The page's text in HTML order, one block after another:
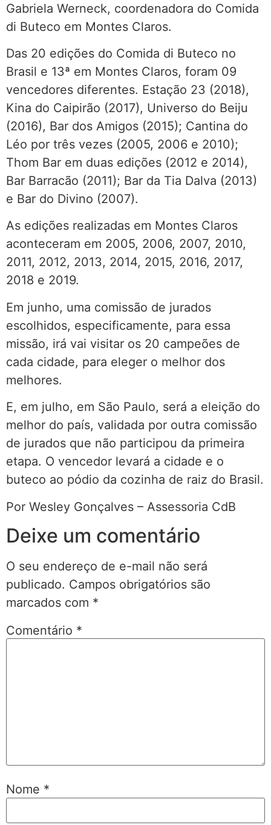
Gabriela Werneck, coordenadora do Comida
di Buteco em Montes Claros.
Das 20 edições do Comida di Buteco no
Brasil e 13ª em Montes Claros, foram 09
vencedores diferentes. Estação 23 (2018),
Kina do Caipirão (2017), Universo do Beiju
(2016), Bar dos Amigos (2015); Cantina do
Léo por três vezes (2005, 2006 e 2010);
Thom Bar em duas edições (2012 e 2014),
Bar Barracão (2011); Bar da Tia Dalva (2013)
e Bar do Divino (2007).
As edições realizadas em Montes Claros
aconteceram em 2005, 2006, 2007, 2010,
2011, 2012, 2013, 2014, 2015, 2016, 2017,
2018 e 2019.
Em junho, uma comissão de jurados
escolhidos, especificamente, para essa
missão, irá vai visitar os 20 campeões de
cada cidade, para eleger o melhor dos
melhores.
E, em julho, em São Paulo, será a eleição do
melhor do país, validada por outra comissão
de jurados que não participou da primeira
etapa. O vencedor levará a cidade e o
buteco ao pódio da cozinha de raiz do Brasil.
Por Wesley Gonçalves – Assessoria CdB
Deixe um comentário
O seu endereço de e-mail não será
publicado. Campos obrigatórios são
marcados com *
Comentário *
Nome *